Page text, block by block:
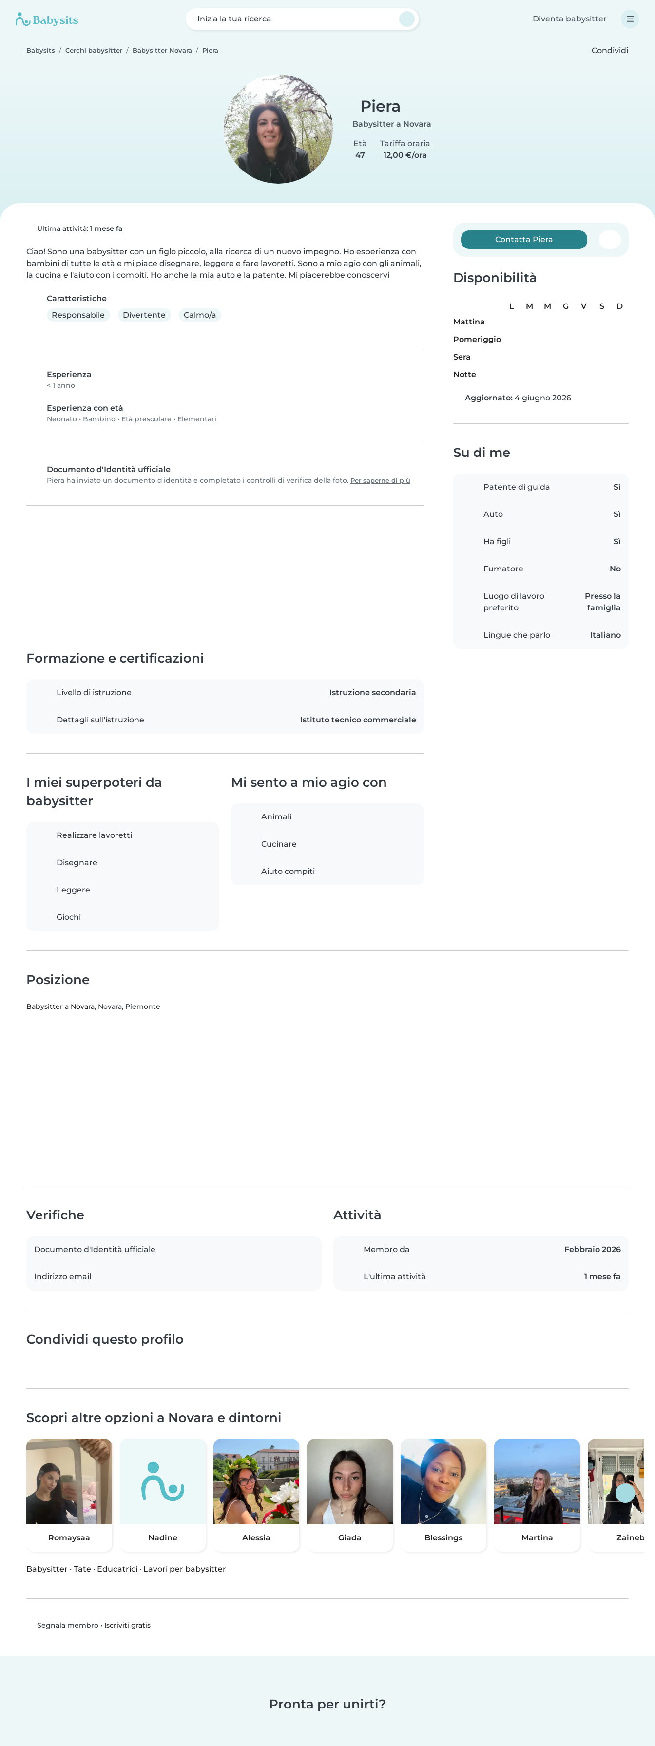
Inizia la tua ricerca Diventa babysitter
Babysits Cerchi babysitter Babysitter Novara Piera Condividi
Piera
Babysitter a Novara
Età
47
Tariffa oraria
12,00 €/ora
Ultima attività: 1 mese fa
Ciao! Sono una babysitter con un figlo piccolo, alla ricerca di un nuovo impegno. Ho esperienza con
bambini di tutte le età e mi piace disegnare, leggere e fare lavoretti. Sono a mio agio con gli animali,
la cucina e l'aiuto con i compiti. Ho anche la mia auto e la patente. Mi piacerebbe conoscervi
Caratteristiche
Responsabile
Divertente Calmo/a
Esperienza
< 1 anno
Esperienza con età
Neonato • Bambino • Età prescolare • Elementari
Documento d'Identità ufficiale
Piera ha inviato un documento d'identità e completato i controlli di verifica della foto. Per saperne di più
Contatta Piera
Disponibilità
L M M G V S
D
Mattina
Pomeriggio
Sera
Notte
Aggiornato: 4 giugno 2026
Su di me
Patente di guida Sì
Auto Sì
Ha figli Sì
Fumatore No
Luogo di lavoro
preferito
Presso la
famiglia
Lingue che parlo Italiano
Formazione e certificazioni
Livello di istruzione Istruzione secondaria
Dettagli sull'istruzione Istituto tecnico commerciale
I miei superpoteri da
babysitter
Realizzare lavoretti
Disegnare
Leggere
Giochi
Mi sento a mio agio con
Animali
Cucinare
Aiuto compiti
Posizione
Babysitter a Novara, Novara, Piemonte
Verifiche
Documento d'Identità ufficiale
Indirizzo email
Attività
Membro da Febbraio 2026
L'ultima attività 1 mese fa
Condividi questo profilo
Scopri altre opzioni a Novara e dintorni
Romaysaa Nadine Alessia Giada Blessings Martina Zaineb
Babysitter · Tate · Educatrici · Lavori per babysitter
Segnala membro• Iscriviti gratis
Pronta per unirti?